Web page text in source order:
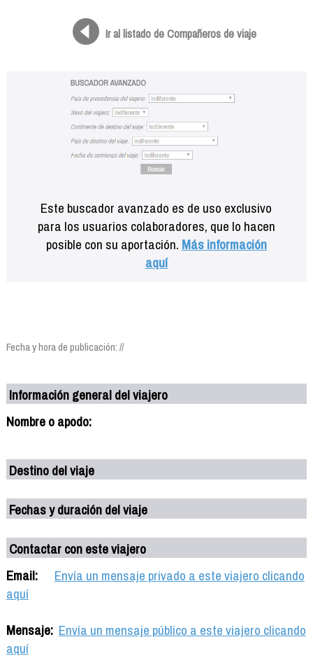
Ir al listado de Compañeros de viaje
Este buscador avanzado es de uso exclusivo
para los usuarios colaboradores, que lo hacen
posible con su aportación. Más información
aquí
Fecha y hora de publicación: //
Información general del viajero
Nombre o apodo:
Destino del viaje
Fechas y duración del viaje
Contactar con este viajero
Email:
Envía un mensaje privado a este viajero clicando
aquí
Mensaje: Envía un mensaje público a este viajero clicando
aquí